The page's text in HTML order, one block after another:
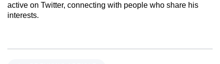
active on Twitter, connecting with people who share his
interests.